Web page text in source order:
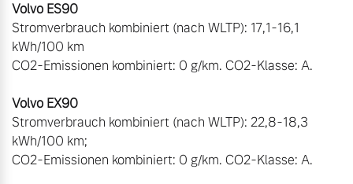
Stromverbrauch kombiniert (nach WLTP): 17,1-16,1
kWh/100 km
CO2-Emissionen kombiniert: 0 g/km. CO2-Klasse: A.
Stromverbrauch kombiniert (nach WLTP): 22,8-18,3
kWh/100 km;
CO2-Emissionen kombiniert: 0 g/km. CO2-Klasse: A.